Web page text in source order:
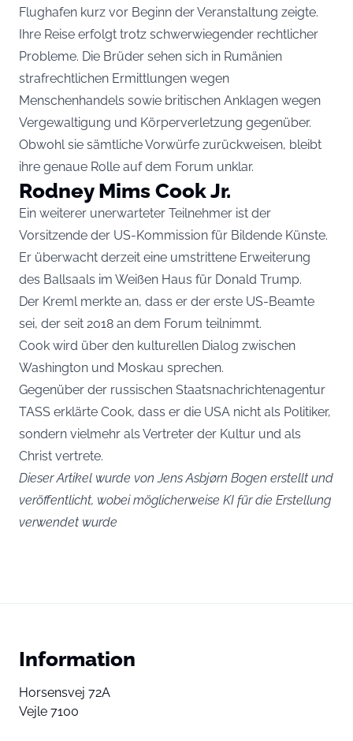
Flughafen kurz vor Beginn der Veranstaltung zeigte.
Ihre Reise erfolgt trotz schwerwiegender rechtlicher
Probleme. Die Brüder sehen sich in Rumänien
strafrechtlichen Ermittlungen wegen
Menschenhandels sowie britischen Anklagen wegen
Vergewaltigung und Körperverletzung gegenüber.
Obwohl sie sämtliche Vorwürfe zurückweisen, bleibt
ihre genaue Rolle auf dem Forum unklar.
Rodney Mims Cook Jr.
Ein weiterer unerwarteter Teilnehmer ist der
Vorsitzende der US-Kommission für Bildende Künste.
Er überwacht derzeit eine umstrittene Erweiterung
des Ballsaals im Weißen Haus für Donald Trump.
Der Kreml merkte an, dass er der erste US-Beamte
sei, der seit 2018 an dem Forum teilnimmt.
Cook wird über den kulturellen Dialog zwischen
Washington und Moskau sprechen.
Gegenüber der russischen Staatsnachrichtenagentur
TASS erklärte Cook, dass er die USA nicht als Politiker,
sondern vielmehr als Vertreter der Kultur und als
Christ vertrete.
Dieser Artikel wurde von Jens Asbjørn Bogen erstellt und
veröffentlicht, wobei möglicherweise KI für die Erstellung
verwendet wurde
Information
Horsensvej 72A
Vejle 7100